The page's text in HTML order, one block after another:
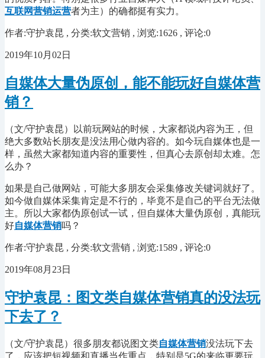
互联网营销运营者为主）的确都挺有实力。
作者:守护袁昆 , 分类:软文营销 , 浏览:1626 , 评论:0
2019年10月02日
自媒体大量伪原创，能不能玩好自媒体营
销？
（文/守护袁昆）以前玩网站的时候，大家都说内容为王，但
绝大多数站长朋友是没法用心做内容的。如今玩自媒体也是一
样，虽然大家都知道内容的重要性，但真心去原创却太难。怎
么办？
如果是自己做网站，可能大多朋友会采集修改关键词就好了。
如今做自媒体采集肯定是不行的，毕竟不是自己的平台无法做
主。所以大家都伪原创试一试，但自媒体大量伪原创，真能玩
好自媒体营销吗？
作者:守护袁昆 , 分类:软文营销 , 浏览:1589 , 评论:0
2019年08月23日
守护袁昆：图文类自媒体营销真的没法玩
下去了？
（文/守护袁昆）很多朋友都说图文类自媒体营销没法玩下去
了，应该把短视频和直播当作重点，特别是5G的来临更要玩